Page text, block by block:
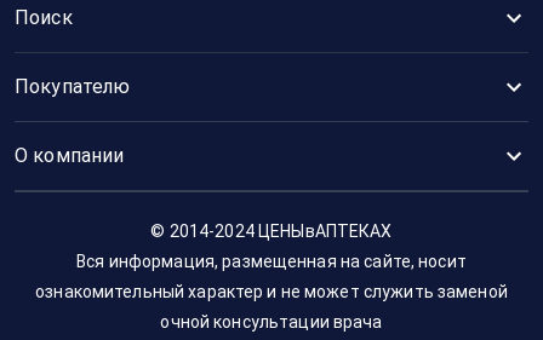
Поиск
Покупателю
О компании
© 2014-2024 ЦЕНЫвАПТЕКАХ
Вся информация, размещенная на сайте, носит
ознакомительный характер и не может служить заменой
очной консультации врача